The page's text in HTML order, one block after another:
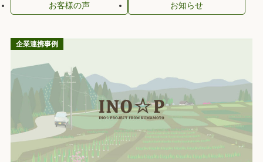
お客様の声
お知らせ
企業連携事例